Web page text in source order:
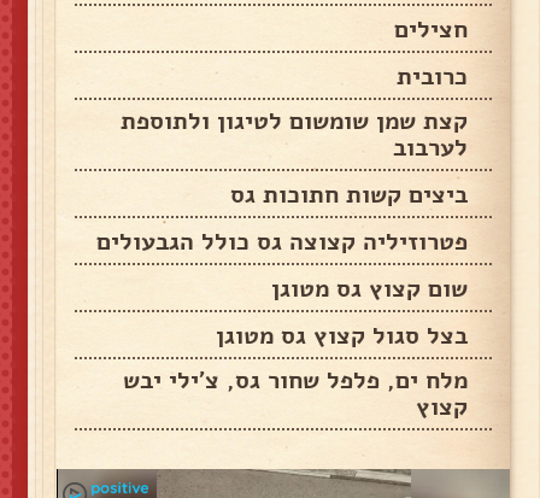
חצילים
כרובית
קצת שמן שומשום לטיגון ולתוספת
לערבוב
ביצים קשות חתוכות גס
פטרוזיליה קצוצה גס כולל הגבעולים
שום קצוץ גס מטוגן
בצל סגול קצוץ גס מטוגן
מלח ים, פלפל שחור גס, צ'ילי יבש
קצוץ